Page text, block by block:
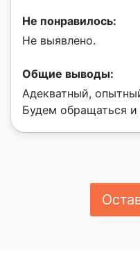
Не понравилось:
Не выявлено.
Общие выводы:
Адекватный,
Будем обращаться